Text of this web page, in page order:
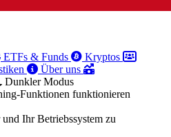
ETFs & Funds
Kryptos
Über uns
Dunkler Modus
Funktionen funktionieren
Ihr Betriebssystem zu